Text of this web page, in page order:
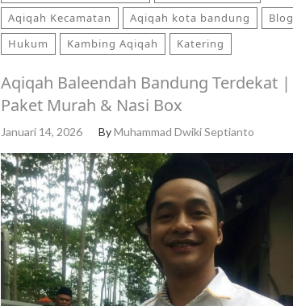
Aqiqah Kecamatan
Aqiqah kota bandung
Blog
Hukum
Kambing Aqiqah Katering
Aqiqah Baleendah Bandung Terdekat |
Paket Murah & Nasi Box
Januari 14, 2026 ByMuhammad Dwiki Septianto